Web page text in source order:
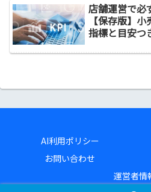
店舗運営で必
【保存版】
指標と目安つ
AI利用ポリシー
お問い合わせ
運営者情